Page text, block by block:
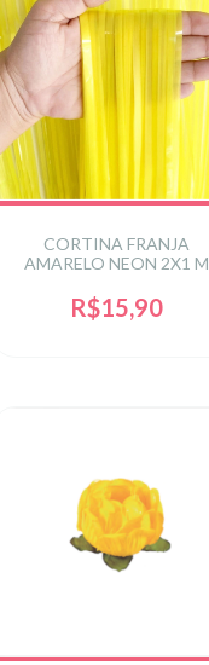
CORTINA FRANJA
AMARELO NEON 2X1 M
R$15,90